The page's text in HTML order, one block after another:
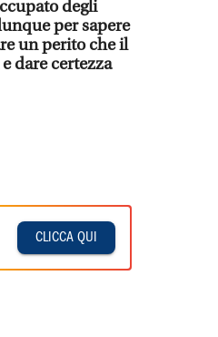
degli
per sapere
un perito che il
dare certezza
CLICCA QUI